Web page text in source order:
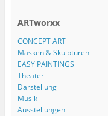
ARTworxx
CONCEPT ART
Masken & Skulpturen
EASY PAINTINGS
Theater
Darstellung
Musik
Ausstellungen